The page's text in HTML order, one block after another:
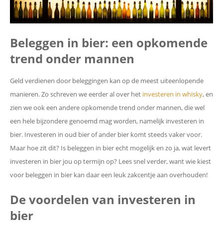
Beleggen in bier: een opkomende
trend onder mannen
Geld verdienen door beleggingen kan op de meest uiteenlopende
manieren. Zo schreven we eerder al over het investeren in whisky, en
zien we ook een andere opkomende trend onder mannen, die wel
een hele bijzondere genoemd mag worden, namelijk investeren in
bier. Investeren in oud bier of ander bier komt steeds vaker voor.
Maar hoe zit dit? Is beleggen in bier echt mogelijk en zo ja, wat levert
investeren in bier jou op termijn op? Lees snel verder, want wie kiest
voor beleggen in bier kan daar een leuk zakcentje aan overhouden!
De voordelen van investeren in
bier